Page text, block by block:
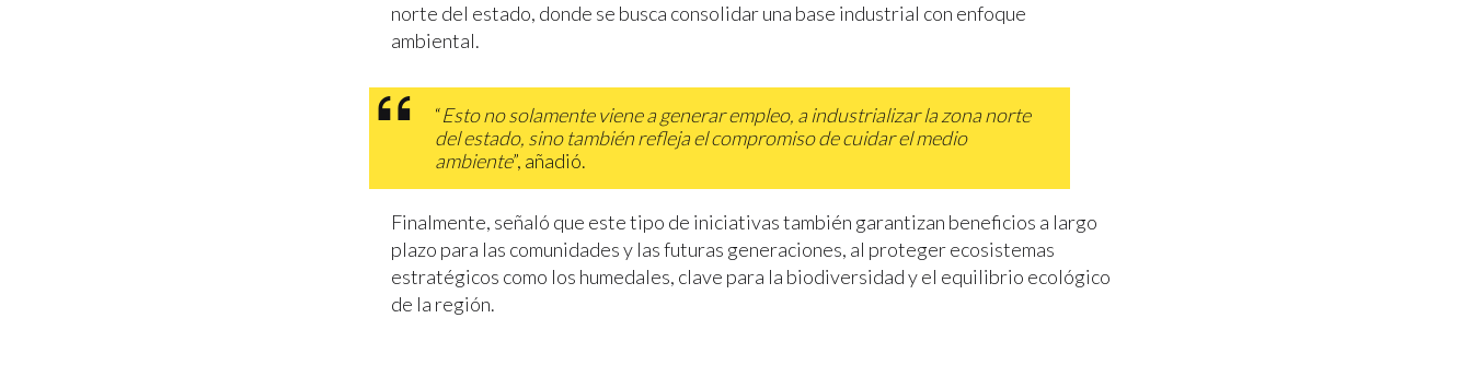
norte del estado, donde se busca consolidar una base industrial con enfoque
ambiental.
“Esto no solamente viene a generar empleo, a industrializar la zona norte
del estado, sino también refleja el compromiso de cuidar el medio
ambiente”, añadió.
Finalmente, señaló que este tipo de iniciativas también garantizan beneficios a largo
plazo para las comunidades y las futuras generaciones, al proteger ecosistemas
estratégicos como los humedales, clave para la biodiversidad y el equilibrio ecológico
de la región.